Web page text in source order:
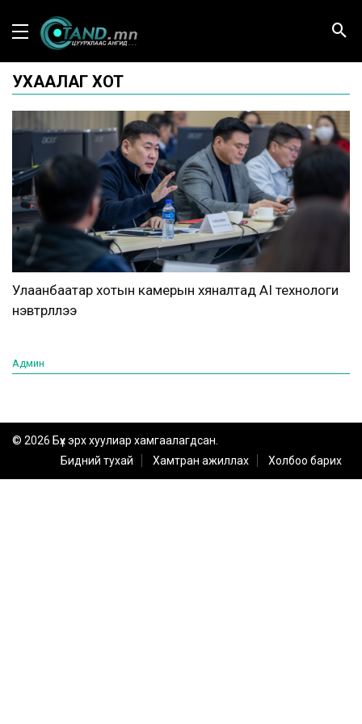
УХААЛАГ ХОТ
Улаанбаатар хотын камерын хяналтад АI технологи
нэвтрүүллээ
Админ
© 2026 Бүх эрх хуулиар хамгаалагдсан.
Бидний тухай
Хамтран ажиллах Холбоо барих